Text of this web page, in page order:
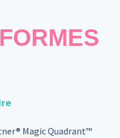
Magic Quadrant™